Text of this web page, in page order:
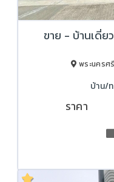
ขาย - บ้านเดี่ย
พระนครศ
บ้าน/
ราคา